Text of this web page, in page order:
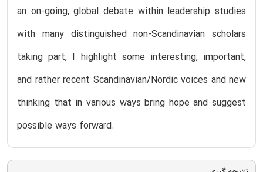
an on-going, global debate within leadership studies
with many distinguished non-Scandinavian scholars
taking part, I highlight some interesting, important,
and rather recent Scandinavian/Nordic voices and new
thinking that in various ways bring hope and suggest
possible ways forward.